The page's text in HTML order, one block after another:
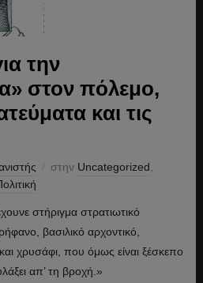
την
στον πόλεμο,
και τις
στην Uncategorized
στήριγμα στρατιωτικό
βασιλικό αρχοντικό,
χρυσάφι, που όμως είναι ξέσκεπο
απ’ τη βροχή.»